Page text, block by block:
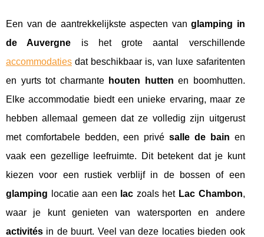
Een van de aantrekkelijkste aspecten vanglamping in
de Auvergne is het grote aantal verschillende
accommodaties dat beschikbaar is, van luxe safaritenten
en yurts tot charmante houten hutten en boomhutten.
Elke accommodatie biedt een unieke ervaring, maar ze
hebben allemaal gemeen dat ze volledig zijn uitgerust
met comfortabele bedden, een privésalle de bain en
vaak een gezellige leefruimte. Dit betekent dat je kunt
kiezen voor een rustiek verblijf in de bossen of een
glamping locatie aan een lac zoals het Lac Chambon,
waar je kunt genieten van watersporten en andere
activités in de buurt. Veel van deze locaties bieden ook